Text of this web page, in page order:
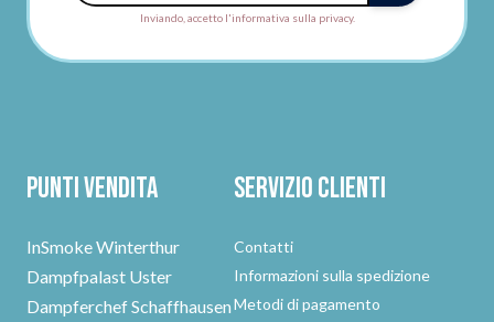
Inviando, accetto l'informativa sulla privacy.
Punti vendita
InSmoke Winterthur
Dampfpalast Uster
Dampferchef Schaffhausen
Servizio clienti
Contatti
Informazioni sulla spedizione
Metodi di pagamento